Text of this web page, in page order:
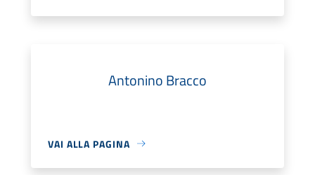
Antonino Bracco
VAI ALLA PAGINA